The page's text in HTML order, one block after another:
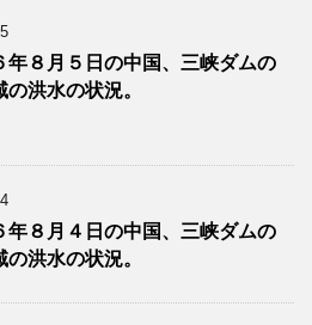
年８月５日の中国、三峡ダムの
洪水の状況。
年８月４日の中国、三峡ダムの
洪水の状況。